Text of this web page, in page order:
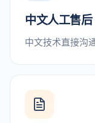
中文人工售后
中文技术直接沟